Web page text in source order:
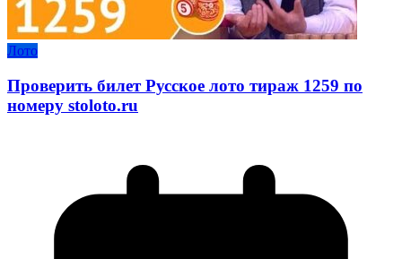
Лото
Проверить билет Русское лото тираж 1259 по
номеру stoloto.ru